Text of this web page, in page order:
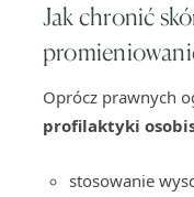
Jak chronić
Oprócz prawnych
profilaktyki
stosowanie